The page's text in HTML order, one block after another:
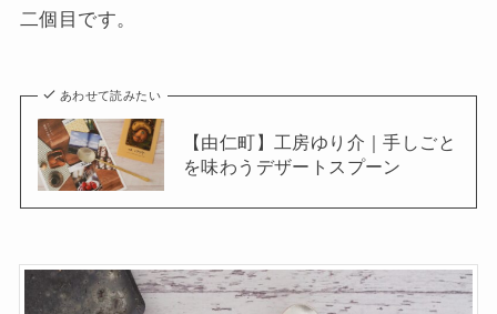
二個目です。
あわせて読みたい
【由仁町】工房ゆり介｜手しごと
を味わうデザートスプーン